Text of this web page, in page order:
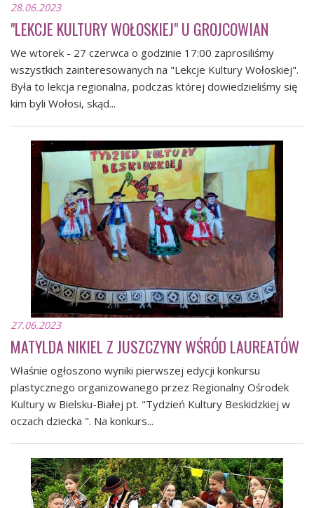
28.06.2023
"LEKCJE KULTURY WOŁOSKIEJ" U GROJCOWIAN
We wtorek - 27 czerwca o godzinie 17:00 zaprosiliśmy
wszystkich zainteresowanych na "Lekcje Kultury Wołoskiej".
Była to lekcja regionalna, podczas której dowiedzieliśmy się
kim byli Wołosi, skąd...
27.06.2023
MATYLDA NIKIEL Z JUSZCZYNY WŚRÓD LAUREATÓW
Właśnie ogłoszono wyniki pierwszej edycji konkursu
plastycznego organizowanego przez Regionalny Ośrodek
Kultury w Bielsku-Białej pt. "Tydzień Kultury Beskidzkiej w
oczach dziecka ". Na konkurs...